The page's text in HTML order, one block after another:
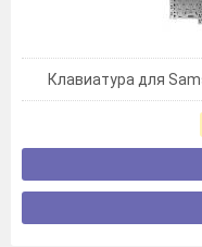
Клавиатура для